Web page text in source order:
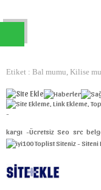
Etiket : Bal mumu, Kilise
-
kargı -Ücretsiz Seo src